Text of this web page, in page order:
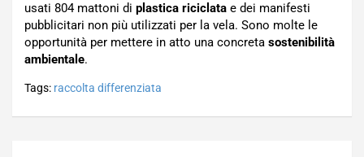
usati 804 mattoni di plastica riciclata e dei manifesti
pubblicitari non più utilizzati per la vela. Sono molte le
opportunità per mettere in atto una concreta sostenibilità
ambientale.
Tags: raccolta differenziata